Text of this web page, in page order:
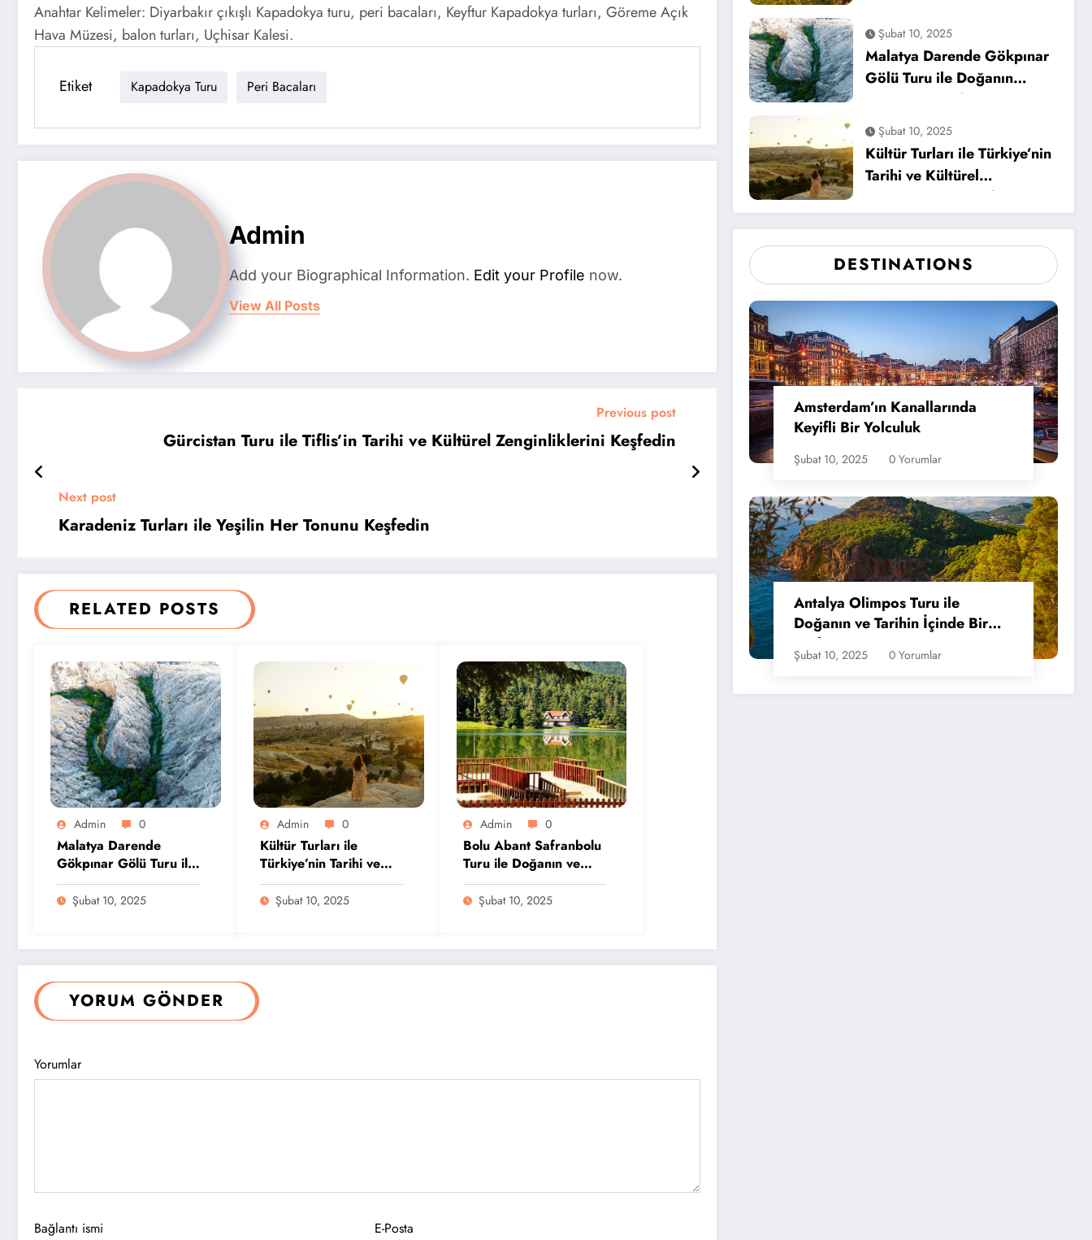
Anahtar Kelimeler: Diyarbakır çıkışlı Kapadokya turu, peri bacaları, Keyftur Kapadokya turları, Göreme Açık
Hava Müzesi, balon turları, Uçhisar Kalesi.
Etiket Kapadokya Turu Peri Bacaları
Admin
Add your Biographical Information. Edit your Profile now.
View All Posts
Previous post
Gürcistan Turu ile Tiflis’in Tarihi ve Kültürel Zenginliklerini Keşfedin
Next post
Karadeniz Turları ile Yeşilin Her Tonunu Keşfedin
RELATED POSTS
Admin 0
Malatya Darende
Gökpınar Gölü Turu ile
Doğanın Huzurunu
Keşfedin
Şubat 10, 2025
Admin 0
Kültür Turları ile
Türkiye’nin Tarihi ve
Kültürel Zenginliklerini
Keşfedin
Şubat 10, 2025
Admin 0
Bolu Abant Safranbolu
Turu ile Doğanın ve
Tarihin Tadını Çıkarın
Şubat 10, 2025
YORUM GÖNDER
Yorumlar
Bağlantı ismi E-Posta
Şubat 10, 2025
Malatya Darende Gökpınar
Gölü Turu ile Doğanın
Huzurunu Keşfedin
Şubat 10, 2025
Kültür Turları ile Türkiye’nin
Tarihi ve Kültürel
Zenginliklerini Keşfedin
DESTINATIONS
Amsterdam’ın Kanallarında
Keyifli Bir Yolculuk
Şubat 10, 2025 0 Yorumlar
Antalya Olimpos Turu ile
Doğanın ve Tarihin İçinde Bir
Tatil
Şubat 10, 2025 0 Yorumlar